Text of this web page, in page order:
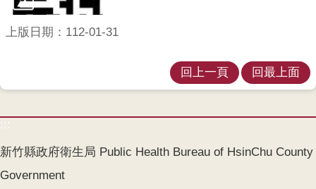
驗
素
兒
童
上版日期：112-01-31
回上一頁 回最上面
:::
新竹縣政府衛生局 Public Health Bureau of HsinChu County
Government